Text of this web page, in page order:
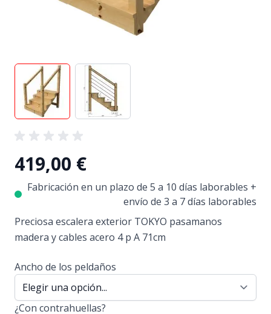
View larger image
419,00 €
Fabricación en un plazo de 5 a 10 días laborables +
envío de 3 a 7 días laborables
Preciosa escalera exterior TOKYO pasamanos
madera y cables acero 4 p A 71cm
Ancho de los peldaños
¿Con contrahuellas?